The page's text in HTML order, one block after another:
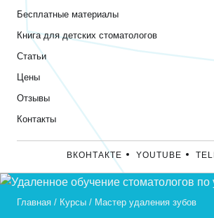
Бесплатные материалы
Книга для детских стоматологов
Статьи
Цены
Отзывы
Контакты
ВКОНТАКТЕ YOUTUBE
Главная / Курсы / Мастер удаления зубов